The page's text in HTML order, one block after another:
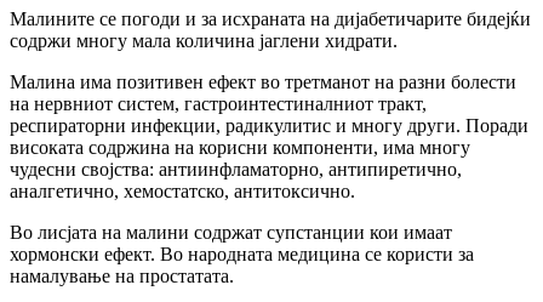
Малините се погоди и за исхраната на дијабетичарите бидејќи
содржи многу мала количина јаглени хидрати.
Малина има позитивен ефект во третманот на разни болести
на нервниот систем, гастроинтестиналниот тракт,
респираторни инфекции, радикулитис и многу други. Поради
високата содржина на корисни компоненти, има многу
чудесни својства: антиинфламаторно, антипиретично,
аналгетично, хемостатско, антитоксично.
Во лисјата на малини содржат супстанции кои имаат
хормонски ефект. Во народната медицина се користи за
намалување на простатата.